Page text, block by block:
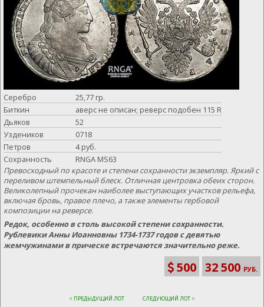
Серебро
25,77 гр.
Биткин
аверс не описан; реверс подобен 115 R
Дьяков
52
Уздеников
0718
Петров
4 руб.
Сохранность
RNGA МS63
Превосходный по красоте и степени сохранности экземпляр. Яркий с
переливом штемпельный блеск. Отличная центровка обеих сторон.
Великолепный прочекан наиболее выступающих участков рельефа,
включая бровь, правое плечо, а также элементы гербовой
композиции на реверсе.
Редок, особенно в столь высокой степени сохранности.
Рублевики Анны Иоанновны 1734-1737 годов с девятью
жемчужинами в прическе встречаются значительно реже.
500 32 500 РУБ.
< ПРЕДЫДУЩИЙ ЛОТ СЛЕДУЮЩИЙ ЛОТ >